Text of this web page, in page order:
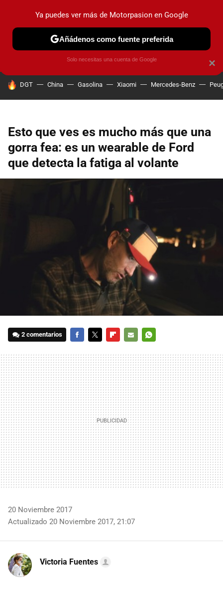
PRUEBAS COCHES ELÉCTRICOS OBSERVATORIO
HOY SE HABLA DE
DGT China Gasolina Xiaomi Mercedes-Benz
Esto que ves es mucho más que una
gorra fea: es un wearable de Ford
que detecta la fatiga al volante
2 comentarios
MAIL
20 Noviembre 2017
Actualizado 20 Noviembre 2017, 21:07
Victoria Fuentes
×
Ya puedes ver más de Motorpasion en Google
Añádenos como fuente preferida
Solo necesitas una cuenta de Google